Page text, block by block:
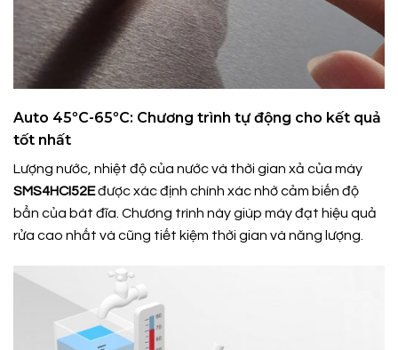
Auto 45ºC-65ºC: Chương trình tự động cho kết quả
tốt nhất
Lượng nước, nhiệt độ của nước và thời gian xả của máy
SMS4HCI52Eđược xác định chính xác nhờ cảm biến độ
bẩn của bát đĩa. Chương trình này giúp máy đạt hiệu quả
rửa cao nhất và cũng tiết kiệm thời gian và năng lượng.